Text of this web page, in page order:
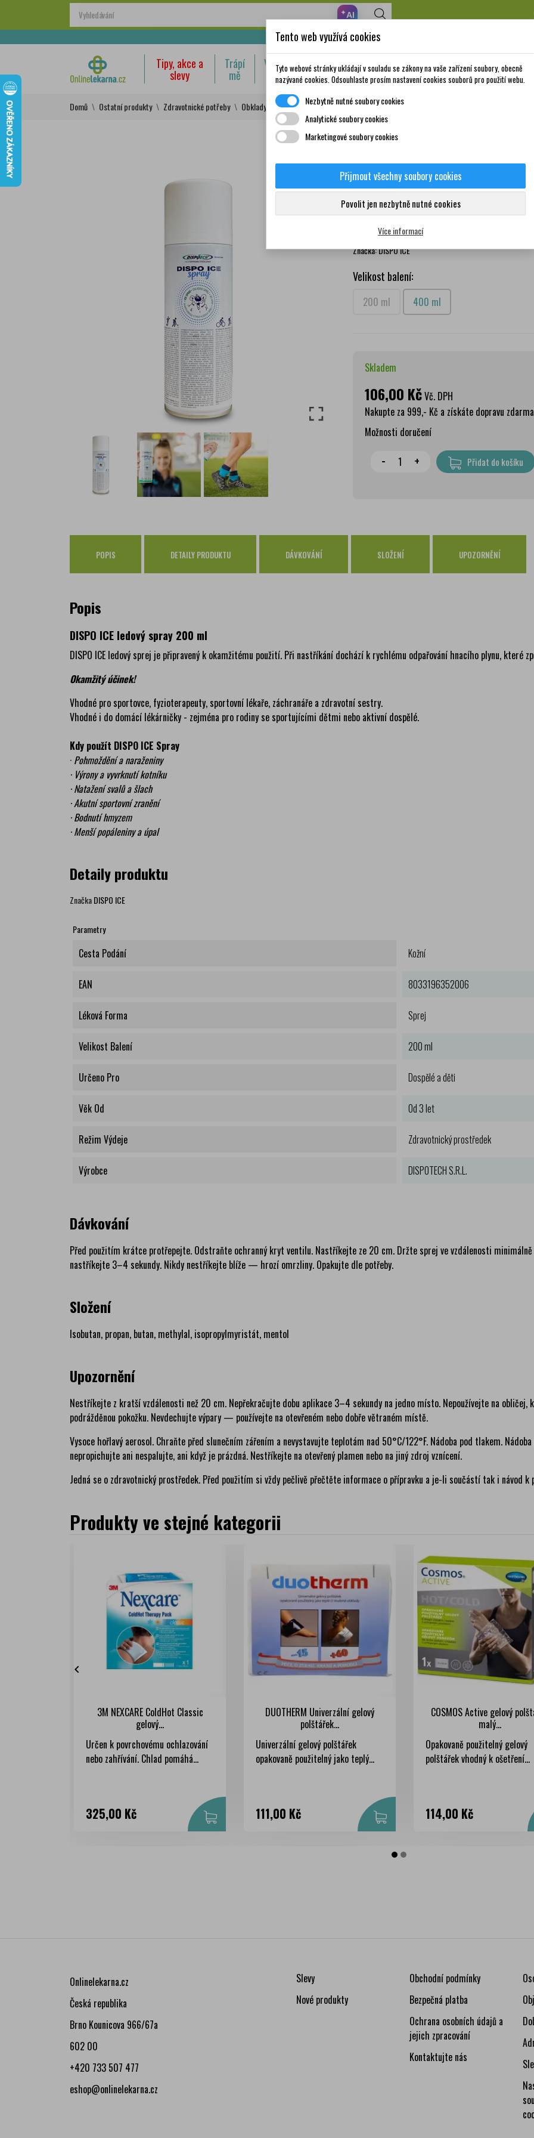
✦AI
Nakupte za 999,- Kč a získáte dopravu zdarma!
Tipy, akce a
slevy
Trápí
mě
Volně prodejné
léky
Doplňky stravy a
vitamíny
Matka a
dítě
Krása a
péče
Domů Ostatní produkty Zdravotnické potřeby Obklady hřejivé a chladivé DISPO ICE ledový spray 200 ml
DISPO ICE ledový spray
Chladící (ledový) sprej se používá k úlevě od
a v případech vyžadujících kryoterapii a aplikaci
Více informací
Značka:DISPO ICE
Velikost balení:
200 ml 400 ml
Skladem
106,00 KčVč. DPH
Nakupte za 999,- Kč a získáte dopravu
Možnosti doručení
Wolt doprava
zdarma
79 Kč
Osobní odběr Pražákova
zdarma
Osobní odběr Kounicova
Česká pošta
zdarma
- + Přidat do košíku
POPIS DETAILY PRODUKTU DÁVKOVÁNÍ SLOŽENÍ UPOZORNĚNÍ
Popis
DISPO ICE ledový spray 200 ml
DISPO ICE ledový sprej je připravený k okamžitému použití. Při nastříkání dochází k rychlému odpařování hnacího plynu, které
Okamžitý účinek!
Vhodné pro sportovce, fyzioterapeuty, sportovní lékaře, záchranáře a zdravotní sestry.
Vhodné i do domácí lékárničky - zejména pro rodiny se sportujícími dětmi nebo aktivní dospělé.
Kdy použít DISPO ICE Spray
· Pohmoždění a naraženiny
· Výrony a vyvrknutí kotníku
· Natažení svalů a šlach
· Akutní sportovní zranění
· Bodnutí hmyzem
· Menší popáleniny a úpal
Detaily produktu
ZnačkaDISPO ICE
Parametry
Cesta Podání Kožní
EAN 8033196352006
Léková Forma Sprej
Velikost Balení 200 ml
Určeno Pro Dospělé a děti
Věk Od Od 3 let
Režim Výdeje Zdravotnický prostředek
Výrobce DISPOTECH S.R.L.
Dávkování
Před použitím krátce protřepejte. Odstraňte ochranný kryt ventilu. Nastříkejte ze 20 cm. Držte sprej ve vzdálenosti
nastříkejte 3–4 sekundy. Nikdy nestříkejte blíže — hrozí omrzliny. Opakujte dle potřeby.
Složení
Isobutan, propan, butan, methylal, isopropylmyristát, mentol
Upozornění
Nestříkejte z kratší vzdálenosti než 20 cm. Nepřekračujte dobu aplikace 3–4 sekundy na jedno místo. Nepoužívejte na obličej,
podrážděnou pokožku. Nevdechujte výpary — používejte na otevřeném nebo dobře větraném místě.
Vysoce hořlavý aerosol. Chraňte před slunečním zářením a nevystavujte teplotám nad 50°C/122°F. Nádoba pod tlakem.
nepropichujte ani nespalujte, ani když je prázdná. Nestříkejte na otevřený plamen nebo na jiný zdroj vznícení.
Jedná se o zdravotnický prostředek. Před použitím si vždy pečlivě přečtěte informace o přípravku a je-li součástí tak i návod k
Produkty ve stejné kategorii
3M NEXCARE ColdHot Classic
gelový...
Určen k povrchovému ochlazování
nebo zahřívání. Chlad pomáhá...
Cena
325,00 Kč
DUOTHERM Univerzální gelový
polštářek...
Univerzální gelový polštářek
opakovaně použitelný jako teplý...
Cena
111,00 Kč
COSMOS Active gelový
malý...
Opakovaně použitelný gelový
polštářek vhodný k ošetření...
Cena
114,00 Kč

Onlinelekarna.cz
Česká republika
Brno Kounicova 966/67a
602 00
+420 733 507 477
eshop@onlinelekarna.cz
Slevy
Nové produkty
Obchodní podmínky
Bezpečná platba
Ochrana osobních údajů a
jejich zpracování
Kontaktujte nás
Tento web využívá cookies
Tyto webové stránky ukládají v souladu se zákony na vaše zařízení soubory, obecně
nazývané cookies. Odsouhlaste prosím nastavení cookies souborů pro použití webu.
Nezbytně nutné soubory cookies
Analytické soubory cookies
Marketingové soubory cookies
Přijmout všechny soubory cookies
Povolit jen nezbytně nutné cookies
Více informací